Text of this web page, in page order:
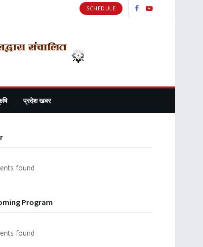
SCHEDULE
प्रदेश खबर
found
Program
found